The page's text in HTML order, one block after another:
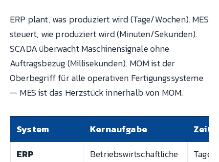
ERP plant, was produziert wird (Tage/Wochen). MES
steuert, wie produziert wird (Minuten/Sekunden).
SCADA überwacht Maschinensignale ohne
Auftragsbezug (Millisekunden). MOM ist der
Oberbegriff für alle operativen Fertigungssysteme
— MES ist das Herzstück innerhalb von MOM.
System Kernaufgabe
ERP
Betriebswirtschaftliche
Tage